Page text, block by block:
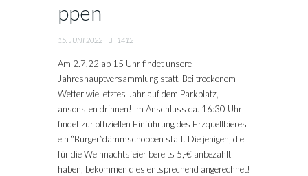
ppen
15. JUNI 2022 1412
Am 2.7.22 ab 15 Uhr findet unsere
Jahreshauptversammlung statt. Bei trockenem
Wetter wie letztes Jahr auf dem Parkplatz,
ansonsten drinnen! Im Anschluss ca. 16:30 Uhr
findet zur offiziellen Einführung des Erzquellbieres
ein “Burger”dämmschoppen statt. Die jenigen, die
für die Weihnachtsfeier bereits 5,-€ anbezahlt
haben, bekommen dies entsprechend angerechnet!